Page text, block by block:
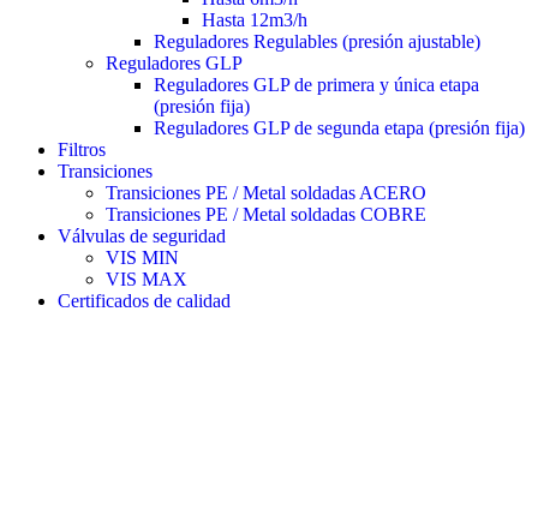
Hasta 12m3/h
Reguladores Regulables (presión ajustable)
Reguladores GLP
Reguladores GLP de primera y única etapa
(presión fija)
Reguladores GLP de segunda etapa (presión fija)
Filtros
Transiciones
Transiciones PE / Metal soldadas ACERO
Transiciones PE / Metal soldadas COBRE
Válvulas de seguridad
VIS MIN
VIS MAX
Certificados de calidad